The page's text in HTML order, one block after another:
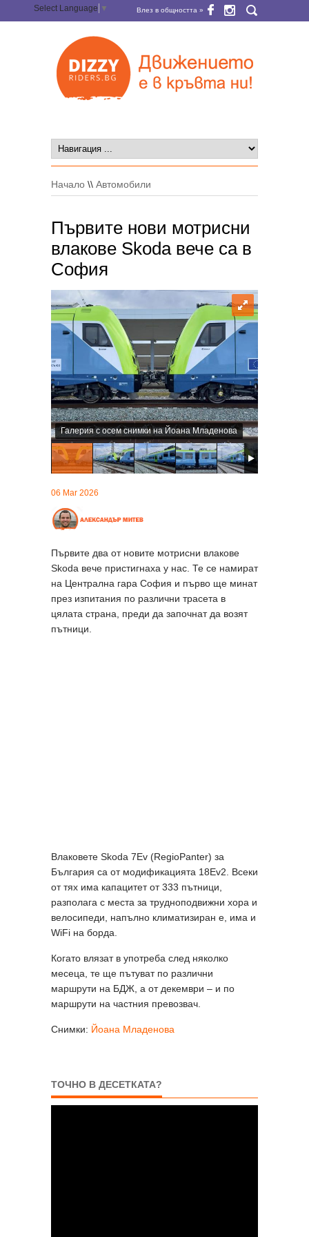
Select Language ▼ Влез в общността »
Начало \\ Автомобили
Първите нови мотрисни
влакове Skoda вече са в
София
Галерия с осем снимки на Йоана Младенова
06 Mar 2026
Първите два от новите мотрисни влакове
Skoda вече пристигнаха у нас. Те се намират
на Централна гара София и първо ще минат
през изпитания по различни трасета в
цялата страна, преди да започнат да возят
пътници.
Влаковете Skoda 7Ev (RegioPanter) за
България са от модификацията 18Ev2. Всеки
от тях има капацитет от 333 пътници,
разполага с места за трудноподвижни хора и
велосипеди, напълно климатизиран е, има и
WiFi на борда.
Когато влязат в употреба след няколко
месеца, те ще пътуват по различни
маршрути на БДЖ, а от декември – и по
маршрути на частния превозвач.
Снимки: Йоана Младенова
ТОЧНО В ДЕСЕТКАТА?